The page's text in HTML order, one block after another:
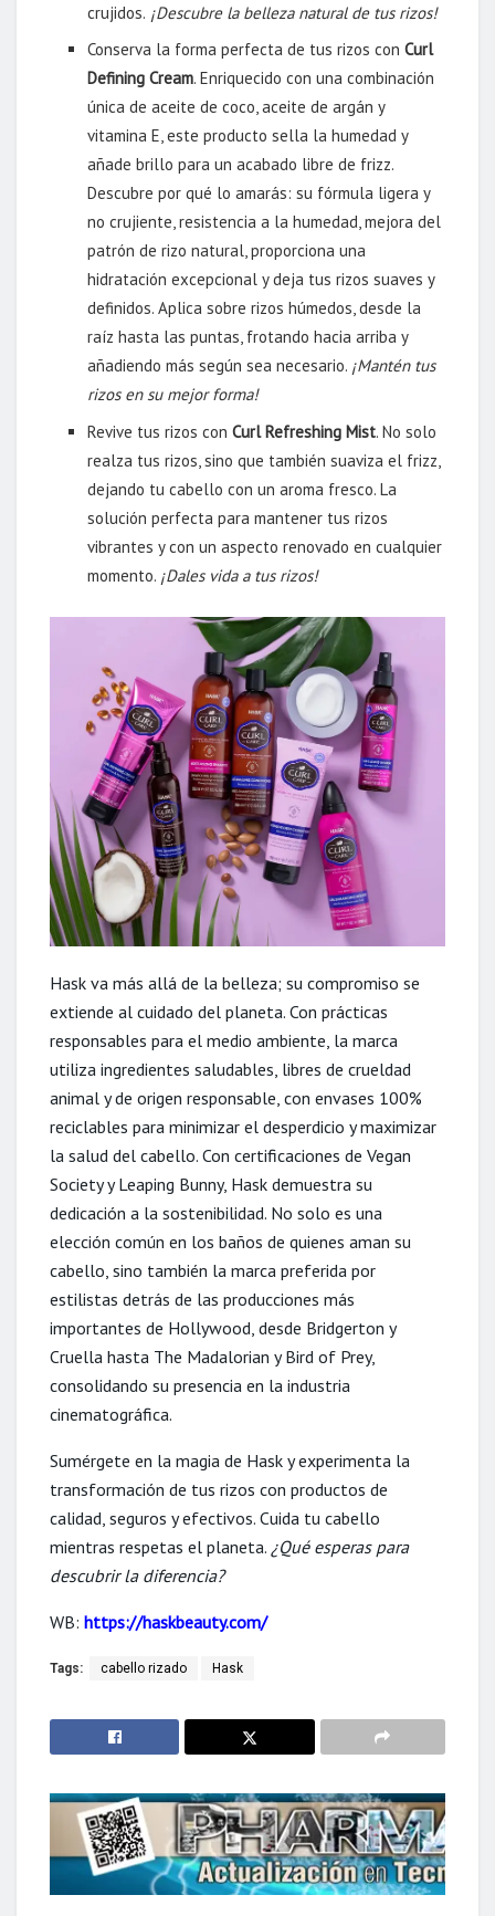
crujidos. ¡Descubre la belleza natural de tus rizos!
Conserva la forma perfecta de tus rizos conCurl
Defining Cream. Enriquecido con una combinación
única de aceite de coco, aceite de argán y
vitamina E, este producto sella la humedad y
añade brillo para un acabado libre de frizz.
Descubre por qué lo amarás: su fórmula ligera y
no crujiente, resistencia a la humedad, mejora del
patrón de rizo natural, proporciona una
hidratación excepcional y deja tus rizos suaves y
definidos. Aplica sobre rizos húmedos, desde la
raíz hasta las puntas, frotando hacia arriba y
añadiendo más según sea necesario. ¡Mantén tus
rizos en su mejor forma!
Revive tus rizos conCurl Refreshing Mist. No solo
realza tus rizos, sino que también suaviza el frizz,
dejando tu cabello con un aroma fresco. La
solución perfecta para mantener tus rizos
vibrantes y con un aspecto renovado en cualquier
momento. ¡Dales vida a tus rizos!
Hask va más allá de la belleza; su compromiso se
extiende al cuidado del planeta. Con prácticas
responsables para el medio ambiente, la marca
utiliza ingredientes saludables, libres de crueldad
animal y de origen responsable, con envases 100%
reciclables para minimizar el desperdicio y maximizar
la salud del cabello. Con certificaciones de Vegan
Society y Leaping Bunny, Hask demuestra su
dedicación a la sostenibilidad. No solo es una
elección común en los baños de quienes aman su
cabello, sino también la marca preferida por
estilistas detrás de las producciones más
importantes de Hollywood, desde Bridgerton y
Cruella hasta The Madalorian y Bird of Prey,
consolidando su presencia en la industria
cinematográfica.
Sumérgete en la magia de Hask y experimenta la
transformación de tus rizos con productos de
calidad, seguros y efectivos. Cuida tu cabello
mientras respetas el planeta. ¿Qué esperas para
descubrir la diferencia?
WB: https://haskbeauty.com/
Tags: cabello rizado Hask